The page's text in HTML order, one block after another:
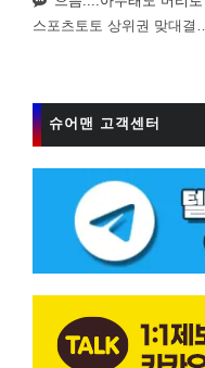
스포츠토토 상위권 맞대결
슈어맨 고객센터